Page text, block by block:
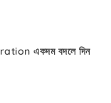
একদম বদলে দিন